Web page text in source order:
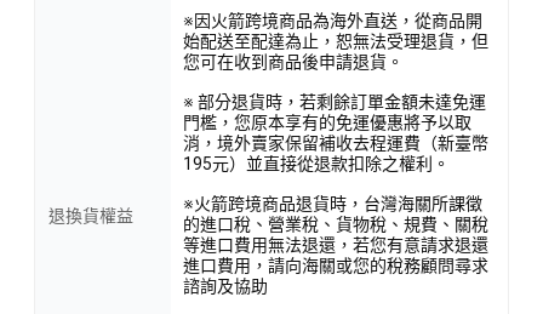
退換貨權益
※因火箭跨境商品為海外直送，從商品開
始配送至配達為止，恕無法受理退貨，但
您可在收到商品後申請退貨。
※ 部分退貨時，若剩餘訂單金額未達免運
門檻，您原本享有的免運優惠將予以取
消，境外賣家保留補收去程運費（新臺幣
195元）並直接從退款扣除之權利。
※火箭跨境商品退貨時，台灣海關所課徵
的進口稅、營業稅、貨物稅、規費、關稅
等進口費用無法退還，若您有意請求退還
進口費用，請向海關或您的稅務顧問尋求
諮詢及協助